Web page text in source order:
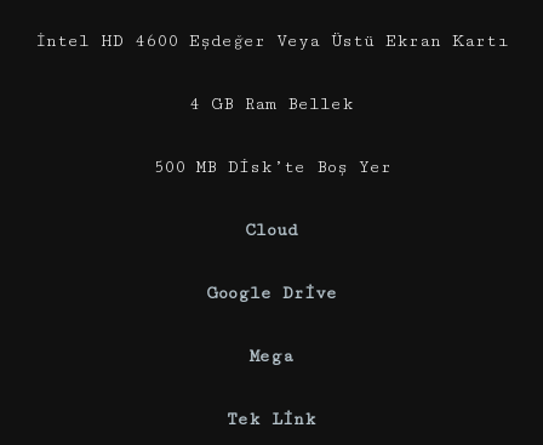
İntel HD 4600 Eşdeğer Veya Üstü Ekran Kartı
4 GB Ram Bellek
500 MB Disk’te Boş Yer
Cloud
Google Drive
Mega
Tek Link